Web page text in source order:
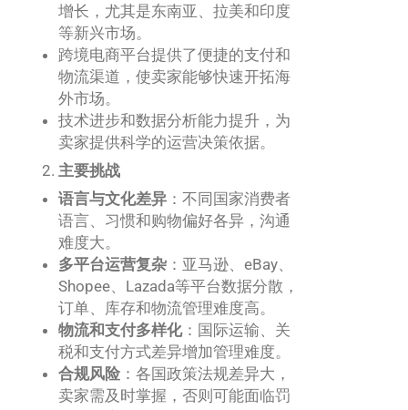
增长，尤其是东南亚、拉美和印度
等新兴市场。
跨境电商平台提供了便捷的支付和
物流渠道，使卖家能够快速开拓海
外市场。
技术进步和数据分析能力提升，为
卖家提供科学的运营决策依据。
主要挑战
语言与文化差异 ：不同国家消费者
语言、习惯和购物偏好各异，沟通
难度大。
多平台运营复杂 ：亚马逊、eBay、
Shopee、Lazada等平台数据分散，
订单、库存和物流管理难度高。
物流和支付多样化：国际运输、关
税和支付方式差异增加管理难度。
合规风险 ：各国政策法规差异大，
卖家需及时掌握，否则可能面临罚